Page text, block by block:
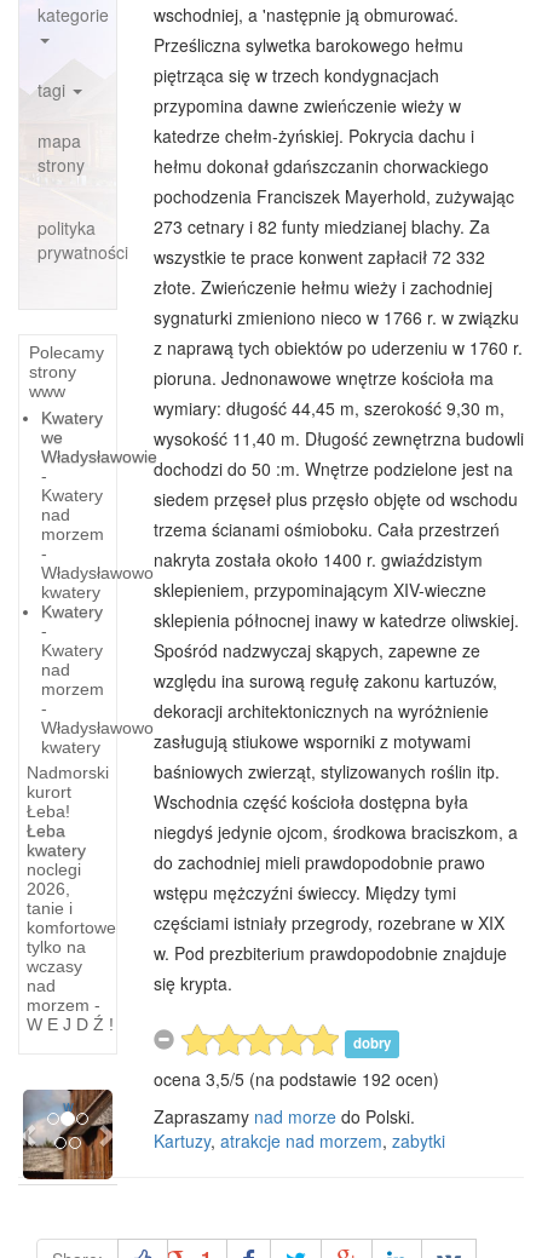
kategorie
tagi
mapa
strony
polityka
prywatności
Polecamy
strony
www
Kwatery
we
Władysławowie
-
Kwatery
nad
morzem
-
Władysławowo
kwatery
Kwatery
-
Kwatery
nad
morzem
-
Władysławowo
kwatery
Nadmorski
kurort
Łeba!
Łeba
kwatery
noclegi
2026,
tanie i
komfortowe
tylko na
wczasy
nad
morzem -
W E J D Ź !
Klemens
Derc
DERC "
Gdy w
roku
1915
teatralny
w
PreviousNext
wschodniej, a 'następnie ją obmurować.
Prześliczna sylwetka barokowego hełmu
piętrząca się w trzech kondygnacjach
przypomina dawne zwieńczenie wieży w
katedrze chełm-żyńskiej. Pokrycia dachu i
hełmu dokonał gdańszczanin chorwackiego
pochodzenia Franciszek Mayerhold, zużywając
273 cetnary i 82 funty miedzianej blachy. Za
wszystkie te prace konwent zapłacił 72 332
złote. Zwieńczenie hełmu wieży i zachodniej
sygnaturki zmieniono nieco w 1766 r. w związku
z naprawą tych obiektów po uderzeniu w 1760 r.
pioruna. Jednonawowe wnętrze kościoła ma
wymiary: długość 44,45 m, szerokość 9,30 m,
wysokość 11,40 m. Długość zewnętrzna budowli
dochodzi do 50 :m. Wnętrze podzielone jest na
siedem przęseł plus przęsło objęte od wschodu
trzema ścianami ośmioboku. Cała przestrzeń
nakryta została około 1400 r. gwiaździstym
sklepieniem, przypominającym XIV-wieczne
sklepienia północnej inawy w katedrze oliwskiej.
Spośród nadzwyczaj skąpych, zapewne ze
względu ina surową regułę zakonu kartuzów,
dekoracji architektonicznych na wyróżnienie
zasługują stiukowe wsporniki z motywami
baśniowych zwierząt, stylizowanych roślin itp.
Wschodnia część kościoła dostępna była
niegdyś jedynie ojcom, środkowa braciszkom, a
do zachodniej mieli prawdopodobnie prawo
wstępu mężczyźni świeccy. Między tymi
częściami istniały przegrody, rozebrane w XIX
w. Pod prezbiterium prawdopodobnie znajduje
się krypta.
dobry
ocena 3,5/5 (na podstawie 192 ocen)
Zapraszamy nad morze do Polski.
Kartuzy, atrakcje nad morzem, zabytki